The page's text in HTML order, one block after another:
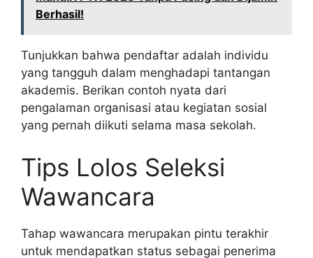
Berhasil!
Tunjukkan bahwa pendaftar adalah individu
yang tangguh dalam menghadapi tantangan
akademis. Berikan contoh nyata dari
pengalaman organisasi atau kegiatan sosial
yang pernah diikuti selama masa sekolah.
Tips Lolos Seleksi
Wawancara
Tahap wawancara merupakan pintu terakhir
untuk mendapatkan status sebagai penerima